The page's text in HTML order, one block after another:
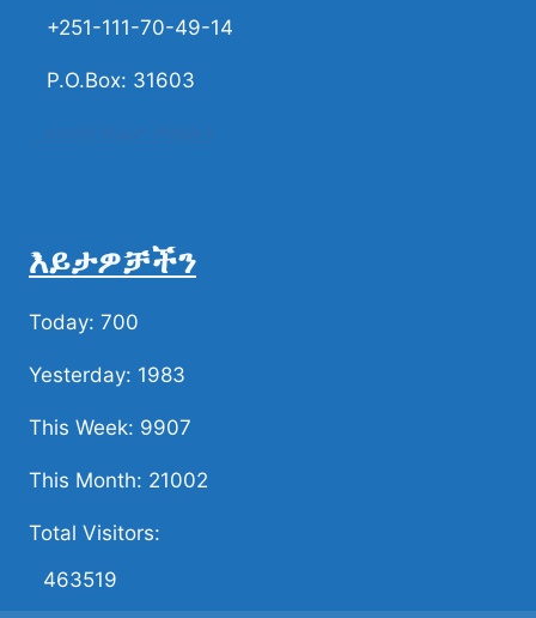
+251-111-70-49-14
P.O.Box: 31603
እይታዎቻችን
Today: 700
Yesterday: 1983
This Week: 9907
This Month: 21002
Total Visitors:
463519